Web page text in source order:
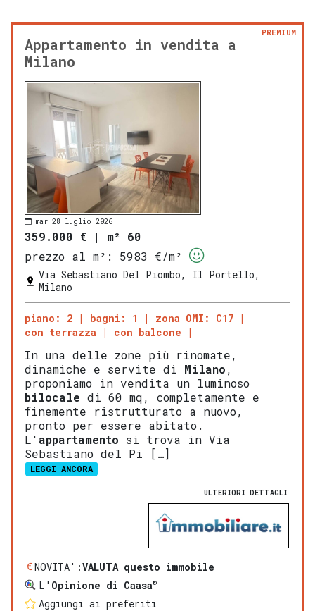
Appartamento in vendita a
Milano
PREMIUM
mar 28 luglio 2026
359.000 € | m² 60
prezzo al m²:
5983 €/m²
Via Sebastiano Del Piombo, Il Portello,
Milano
piano: 2 bagni: 1
zona OMI: C17
con terrazza
con balcone
In una delle zone più rinomate,
dinamiche e servite di Milano,
proponiamo in vendita un luminoso
bilocale di 60 mq, completamente e
finemente ristrutturato a nuovo,
pronto per essere abitato.
L' appartamento si trova in Via
Sebastiano del Pi […]
LEGGI ANCORA
ULTERIORI DETTAGLI
NOVITA':VALUTA questo immobile
L' Opinione di Caasa®
Aggiungi ai preferiti